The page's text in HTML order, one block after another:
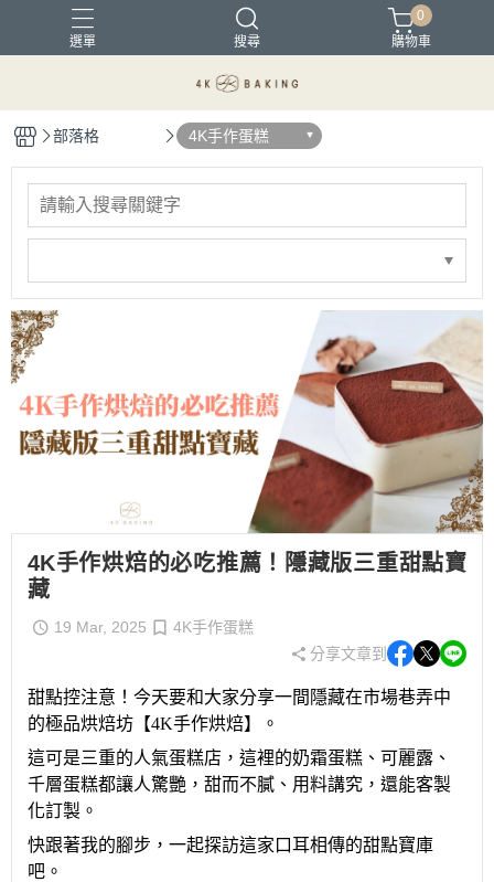
選單 搜尋
母親節蛋糕 父親節蛋糕 芒果季
0
購物車
部落格 4K手作蛋糕
4K手作烘焙的必吃推薦！隱藏版三重甜點寶
藏
19 Mar, 2025
4K手作蛋糕
分享文章到
甜點控注意 ！ 今天要和大家分享一間隱藏在市場巷弄中
的極品烘焙坊 【4K手作烘焙】
。
這可是三重的人氣蛋糕店， 這裡的奶霜蛋糕、可麗露、
千層蛋糕都讓人驚艷，甜而不膩、用料講究，還能客製
化訂製。
快跟著我的腳步，一起探訪這家口耳相傳的甜點寶庫
吧。